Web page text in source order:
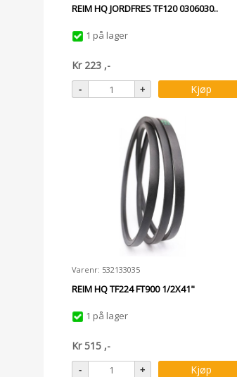
REIM HQ JORDFRES TF120 0306030..
1 på lager
Kr 223 ,-
Kjøp
Varenr: 532133035
REIM HQ TF224 FT900 1/2X41"
1 på lager
Kr515 ,-
Kjøp